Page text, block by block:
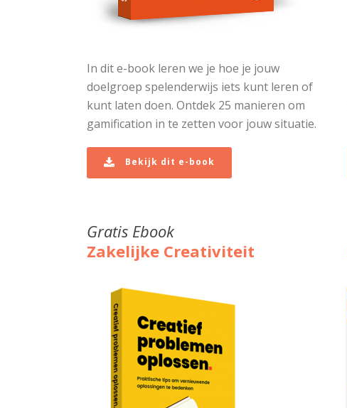
In dit e-book leren we je hoe je jouw
doelgroep spelenderwijs iets kunt leren of
kunt laten doen. Ontdek 25 manieren om
gamification in te zetten voor jouw situatie.
Bekijk dit e-book
Gratis Ebook
Zakelijke Creativiteit